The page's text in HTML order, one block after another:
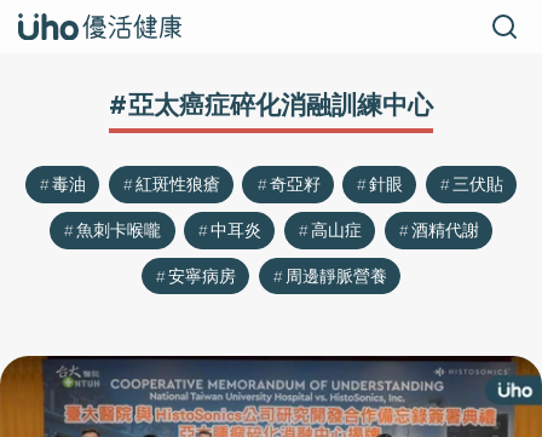
#亞太癌症碎化消融訓練中心
毒油 紅斑性狼瘡 奇亞籽 針眼
三伏貼
魚刺卡喉嚨
中耳炎 高山症
酒精代謝
安寧病房
周邊靜脈營養